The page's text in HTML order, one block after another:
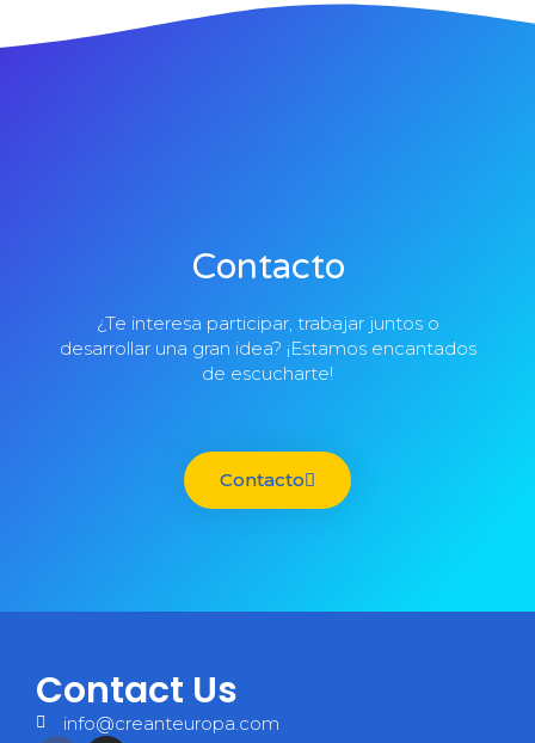
Contacto
¿Te interesa participar, trabajar juntos o
desarrollar una gran idea? ¡Estamos encantados
de escucharte!
Contacto
Contact Us
info@creanteuropa.com